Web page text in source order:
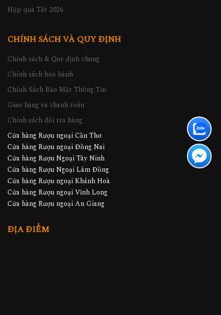
Hộp quà Tết 2026
CHÍNH SÁCH VÀ QUY ĐỊNH
Chính sách & Quy định chung
Chính sách bảo hành
Chính Sách Bảo Mật Thông Tin
Giao hàng và thanh toán
Chính sách đổi trả hàng
Cửa hàng Rượu ngoại Cần Thơ
Cửa hàng Rượu ngoại Đồng Nai
Cửa hàng Rượu Ngoại Tây Ninh
Cửa hàng Rượu Ngoại Lâm Đồng
Cửa hàng Rượu ngoại Khánh Hoà
Cửa hàng Rượu ngoại Vĩnh Long
Cửa hàng Rượu ngoại An Giang
ĐỊA ĐIỂM